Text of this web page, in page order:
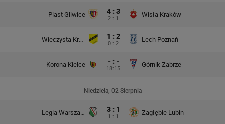
Piast Gliwice 4 : 3
2 : 1
Wisła Kraków
Wieczysta Kraków 1 : 2
0 : 2
Lech Poznań
Korona Kielce - : -
18:15
Górnik Zabrze
Niedziela, 02 Sierpnia
Legia Warszawa 3 : 1
1 : 1
Zagłębie Lubin